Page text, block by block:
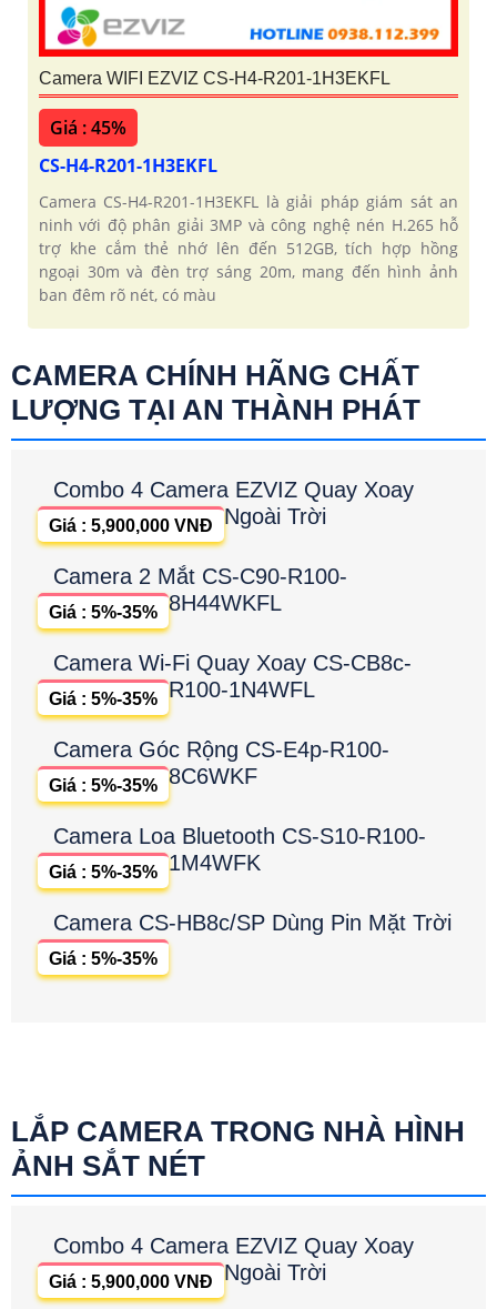
Camera WIFI EZVIZ CS-H4-R201-1H3EKFL
Giá : 45%
CS-H4-R201-1H3EKFL
Camera CS-H4-R201-1H3EKFL là giải pháp giám sát an
ninh với độ phân giải 3MP và công nghệ nén H.265 hỗ
trợ khe cắm thẻ nhớ lên đến 512GB, tích hợp hồng
ngoại 30m và đèn trợ sáng 20m, mang đến hình ảnh
ban đêm rõ nét, có màu
CAMERA CHÍNH HÃNG CHẤT
LƯỢNG TẠI AN THÀNH PHÁT
Combo 4 Camera EZVIZ Quay Xoay
Ngoài Trời
Giá : 5,900,000 VNĐ
Camera 2 Mắt CS-C90-R100-
8H44WKFL
Giá : 5%-35%
Camera Wi-Fi Quay Xoay CS-CB8c-
R100-1N4WFL
Giá : 5%-35%
Camera Góc Rộng CS-E4p-R100-
8C6WKF
Giá : 5%-35%
Camera Loa Bluetooth CS-S10-R100-
1M4WFK
Giá : 5%-35%
Camera CS-HB8c/SP Dùng Pin Mặt Trời
Giá : 5%-35%
LẮP CAMERA TRONG NHÀ HÌNH
ẢNH SẮT NÉT
Combo 4 Camera EZVIZ Quay Xoay
Ngoài Trời
Giá : 5,900,000 VNĐ